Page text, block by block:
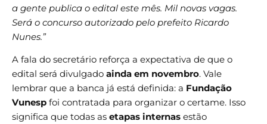
a gente publica o edital este mês. Mil novas vagas.
Será o concurso autorizado pelo prefeito Ricardo
Nunes.”
A fala do secretário reforça a expectativa de que o
edital será divulgado ainda em novembro. Vale
lembrar que a banca já está definida: a Fundação
Vunesp foi contratada para organizar o certame. Isso
significa que todas as etapas internas estão